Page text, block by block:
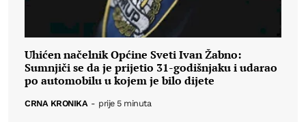
Uhićen načelnik Općine Sveti Ivan Žabno:
Sumnjiči se da je prijetio 31-godišnjaku i udarao
po automobilu u kojem je bilo dijete
CRNA KRONIKA - prije 5 minuta